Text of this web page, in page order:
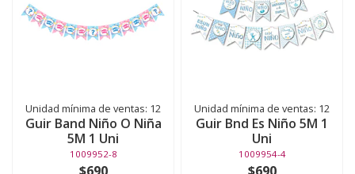
Unidad mínima de ventas: 12
Guir Band Niño O Niña
5M 1 Uni
1009952-8
Unidad mínima de ventas: 12
Guir Bnd Es Niño 5M 1
Uni
1009954-4